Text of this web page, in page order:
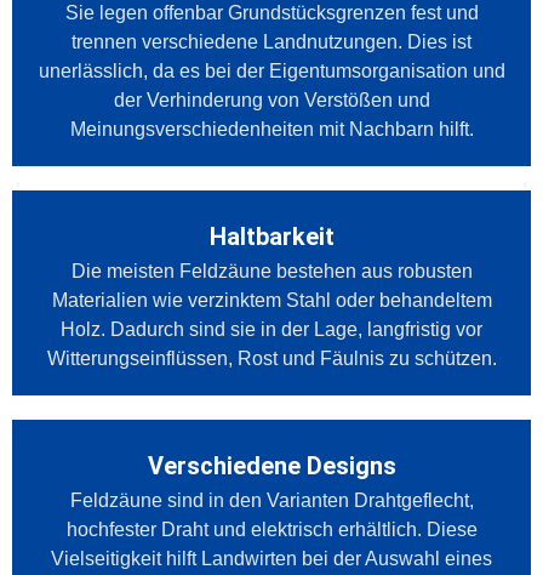
Sie legen offenbar Grundstücksgrenzen fest und
trennen verschiedene Landnutzungen. Dies ist
unerlässlich, da es bei der Eigentumsorganisation und
der Verhinderung von Verstößen und
Meinungsverschiedenheiten mit Nachbarn hilft.
Haltbarkeit
Die meisten Feldzäune bestehen aus robusten
Materialien wie verzinktem Stahl oder behandeltem
Holz. Dadurch sind sie in der Lage, langfristig vor
Witterungseinflüssen, Rost und Fäulnis zu schützen.
Verschiedene Designs
Feldzäune sind in den Varianten Drahtgeflecht,
hochfester Draht und elektrisch erhältlich. Diese
Vielseitigkeit hilft Landwirten bei der Auswahl eines